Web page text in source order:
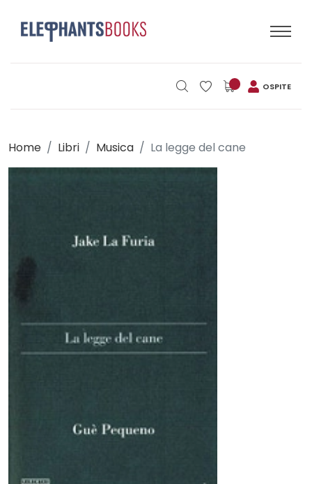
OSPITE
Home Libri Musica La legge del cane